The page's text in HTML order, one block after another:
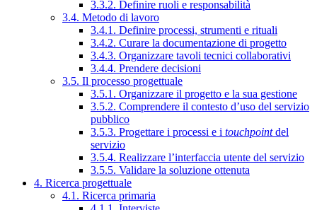
3.3.2. Definire ruoli e responsabilità
3.4. Metodo di lavoro
3.4.1. Definire processi, strumenti e rituali
3.4.2. Curare la documentazione di progetto
3.4.3. Organizzare tavoli tecnici collaborativi
3.4.4. Prendere decisioni
3.5. Il processo progettuale
3.5.1. Organizzare il progetto e la sua gestione
3.5.2. Comprendere il contesto d’uso del servizio
pubblico
3.5.3. Progettare i processi e i touchpointdel
servizio
3.5.4. Realizzare l’interfaccia utente del servizio
3.5.5. Validare la soluzione ottenuta
4. Ricerca progettuale
4.1. Ricerca primaria